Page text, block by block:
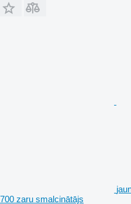
700 zaru smalcinātājs